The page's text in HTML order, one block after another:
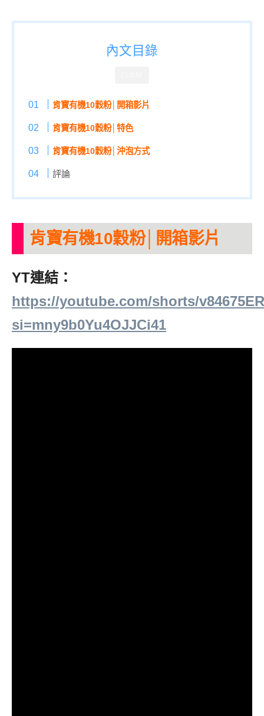
內文目錄
肯寶有機10穀粉│開箱影片
肯寶有機10穀粉│特色
肯寶有機10穀粉│沖泡方式
評論
肯寶有機10穀粉│開箱影片
YT連結：
https://youtube.com/shorts/
si=mny9b0Yu4OJJCi41